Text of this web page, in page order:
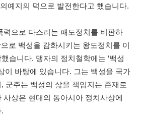
예지의 덕으로 발전한다고 했습니다.
력으로 다스리는 패도정치를 비판하
로 백성을 감화시키는 왕도정치를 이
습니다. 맹자의 정치철학에는 ‘백성
이 바탕에 있습니다. 그는 백성을 국가
군주는 백성의 삶을 책임지는 존재로
상은 현대의 동아시아 정치사상에